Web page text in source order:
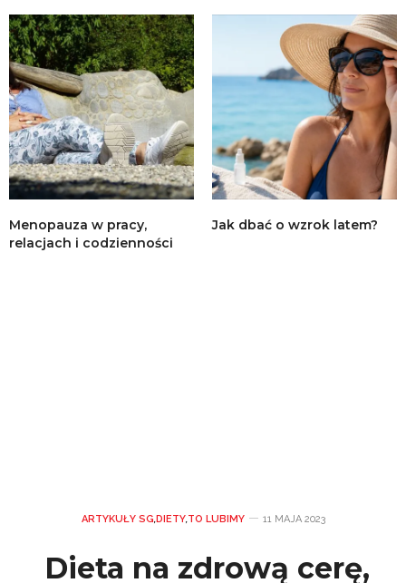
Menopauza w pracy,
relacjach i codzienności
Jak dbać o wzrok latem?
ARTYKUŁY SG,DIETY,TO LUBIMY 11 MAJA 2023
Dieta na zdrową cerę,